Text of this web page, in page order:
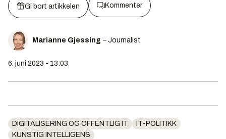
Gi bort artikkelen Kommenter
Marianne Gjessing – Journalist
6. juni 2023 - 13:03
DIGITALISERING OG OFFENTLIG IT
IT-POLITIKK
KUNSTIG INTELLIGENS